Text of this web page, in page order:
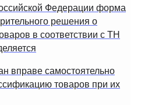
Федерации форма
решения о
в соответствии с ТН
вправе самостоятельно
товаров при их